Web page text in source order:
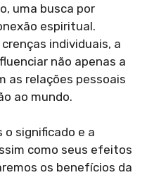
uma busca por
espiritual.
individuais, a
não apenas a
as relações pessoais
ao mundo.
o significado e a
como seus efeitos
os benefícios da